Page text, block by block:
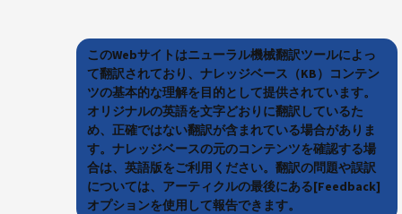
このWebサイトはニューラル機械翻訳ツールによっ
て翻訳されており、ナレッジベース（KB）コンテン
ツの基本的な理解を目的として提供されています。
オリジナルの英語を文字どおりに翻訳しているた
め、正確ではない翻訳が含まれている場合がありま
す。ナレッジベースの元のコンテンツを確認する場
合は、英語版をご利用ください。翻訳の問題や誤訳
については、アーティクルの最後にある[Feedback]
オプションを使用して報告できます。